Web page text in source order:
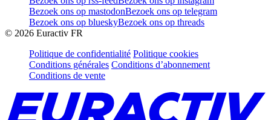
Bezoek ons op mastodonBezoek ons op telegram
Bezoek ons op blueskyBezoek ons op threads
© 2026 Euractiv FR
Politique de confidentialité Politique cookies
Conditions générales Conditions d’abonnement
Conditions de vente